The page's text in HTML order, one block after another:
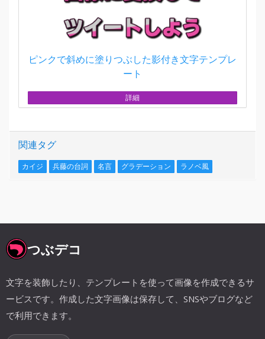
ピンクで斜めに塗りつぶした影付き文字テンプレ
ート
詳細
関連タグ
カイジ 兵藤の台詞 名言 グラデーション ラノベ風
つぶデコ
文字を装飾したり、テンプレートを使って画像を作成できるサ
ービスです。作成した文字画像は保存して、SNSやブログなど
で利用できます。